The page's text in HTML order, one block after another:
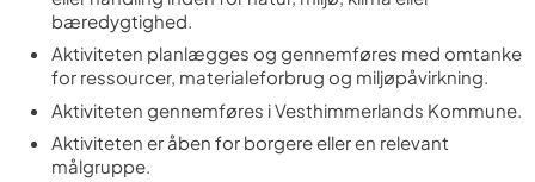
bæredygtighed.
Aktiviteten planlægges og gennemføres med omtanke
for ressourcer, materialeforbrug og miljøpåvirkning.
Aktiviteten gennemføres i Vesthimmerlands Kommune.
Aktiviteten er åben for borgere eller en relevant
målgruppe.